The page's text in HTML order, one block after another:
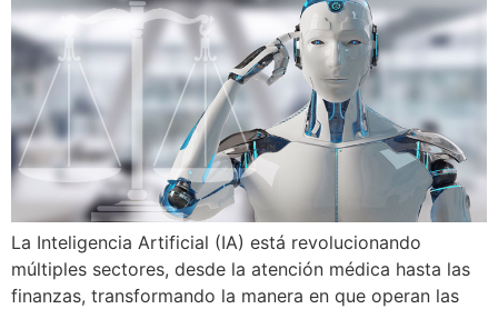
La Inteligencia Artificial (IA) está revolucionando
múltiples sectores, desde la atención médica hasta las
finanzas, transformando la manera en que operan las